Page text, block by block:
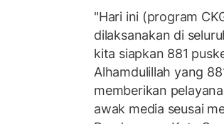
"Hari ini (program
dilaksanakan di
kita siapkan 881
Alhamdulillah yang
memberikan
awak media seusai